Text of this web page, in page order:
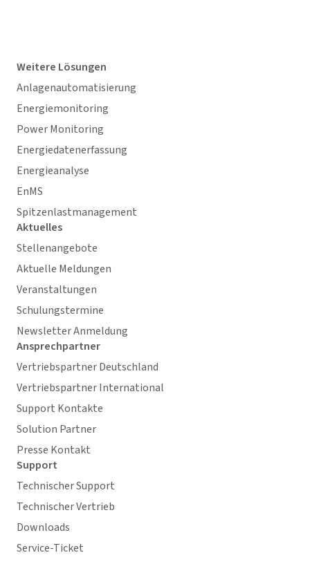
Weitere Lösungen
Anlagenautomatisierung
Energiemonitoring
Power Monitoring
Energiedatenerfassung
Energieanalyse
EnMS
Spitzenlastmanagement
Aktuelles
Stellenangebote
Aktuelle Meldungen
Veranstaltungen
Schulungstermine
Newsletter Anmeldung
Ansprechpartner
Vertriebspartner Deutschland
Vertriebspartner International
Support Kontakte
Solution Partner
Presse Kontakt
Support
Technischer Support
Technischer Vertrieb
Downloads
Service-Ticket